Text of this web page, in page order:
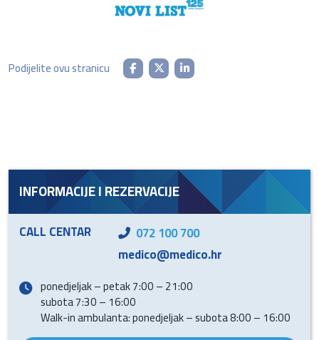
Podijelite ovu stranicu
INFORMACIJE I REZERVACIJE
CALL CENTAR
072 100 700
medico@medico.hr
ponedjeljak – petak 7:00 – 21:00
subota 7:30 – 16:00
Walk-in ambulanta: ponedjeljak – subota 8:00 – 16:00